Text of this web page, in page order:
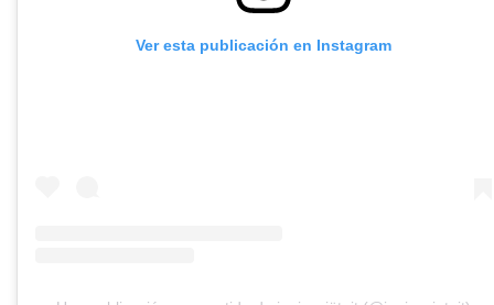
Ver esta publicación en Instagram